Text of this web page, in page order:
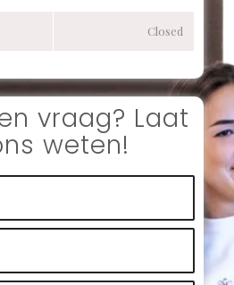
Closed
vraag? Laat
weten!